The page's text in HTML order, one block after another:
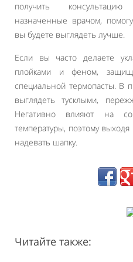
получить
назначенные врачом,
вы будете выглядеть лучше.
Если вы часто делаете
плойками и феном,
специальной термопасты. В
выглядеть тусклыми,
Негативно влияют на
температуры, поэтому
надевать шапку.
Читайте также: